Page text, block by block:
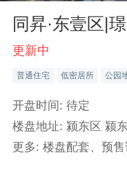
同昇·东壹区|
更新中
普通住宅 低密居所 公园
开盘时间: 待定
楼盘地址: 颍东区 颍
更多: 楼盘配套、预